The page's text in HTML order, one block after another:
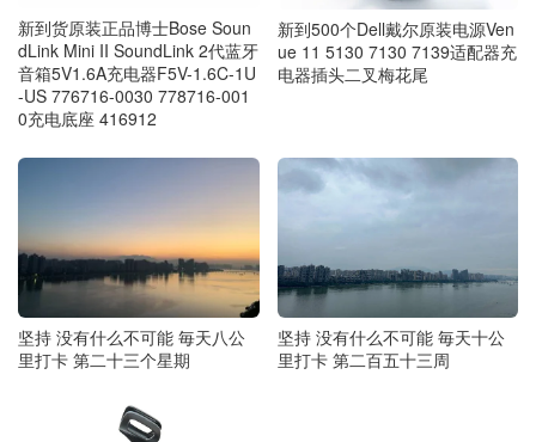
新到货原装正品博士Bose Soun
dLink Mini II SoundLink 2代蓝牙
音箱5V1.6A充电器F5V-1.6C-1U
-US 776716-0030 778716-001
0充电底座 416912
新到500个Dell戴尔原装电源Ven
ue 11 5130 7130 7139适配器充
电器插头二叉梅花尾
坚持 没有什么不可能 毎天八公
里打卡 第二十三个星期
坚持 没有什么不可能 毎天十公
里打卡 第二百五十三周